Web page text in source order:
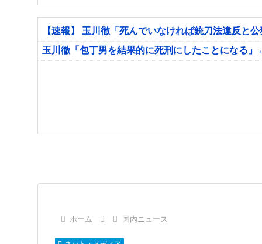
【速報】 玉川徹「死んでいなければ銃刀法違反と
玉川徹「包丁男を結果的に死刑にしたことになる
ホーム 国内ニュース